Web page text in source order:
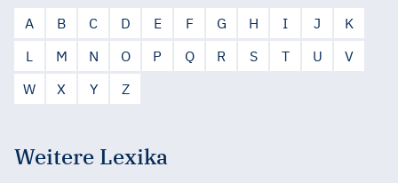
A B C D E F G H I J
K
L
M N O P Q R S T U
V
W
X Y Z
Weitere Lexika